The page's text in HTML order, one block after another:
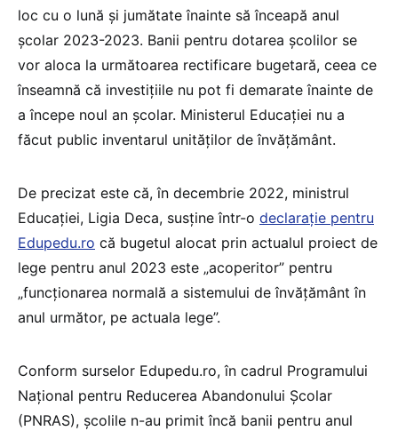
loc cu o lună și jumătate înainte să înceapă anul
școlar 2023-2023. Banii pentru dotarea școlilor se
vor aloca la următoarea rectificare bugetară, ceea ce
înseamnă că investițiile nu pot fi demarate înainte de
a începe noul an școlar. Ministerul Educației nu a
făcut public inventarul unităților de învățământ.
De precizat este că, în decembrie 2022, ministrul
Educației, Ligia Deca, susține într-o declarație pentru
Edupedu.ro că bugetul alocat prin actualul proiect de
lege pentru anul 2023 este „acoperitor” pentru
„funcționarea normală a sistemului de învățământ în
anul următor, pe actuala lege”.
Conform surselor Edupedu.ro, în cadrul Programului
Național pentru Reducerea Abandonului Școlar
(PNRAS), școlile n-au primit încă banii pentru anul